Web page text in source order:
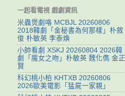
一起看電視 戲劇資訊
米蟲煲劇咯 MCBJL 20260806
2018韓劇「金秘書為何那樣」朴敘
俊 朴敏英 李泰煥
小帥看劇 XSKJ 20260804 2026韓
劇「魔女之吻」朴敏英 魏化儁 金正
賢
科幻桃小柏 KHTXB 20260806
2026歐美電影「猛屍一家親」